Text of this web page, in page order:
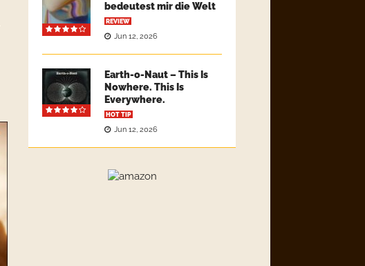
bedeutest mir die Welt
REVIEW
Jun 12, 2026
Earth-o-Naut – This Is
Nowhere. This Is
Everywhere.
HOT TIP
Jun 12, 2026